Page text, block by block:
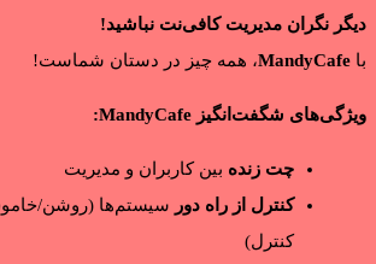
دیگر نگران مدیریت کافی‌نت نباشید!
با MandyCafe، همه چیز در دستان شماست!
ویژگی‌های شگفت‌انگیز MandyCafe:
چت زنده بین کاربران و مدیریت
کنترل از راه دور سیستم‌ها (روشن/
کنترل)